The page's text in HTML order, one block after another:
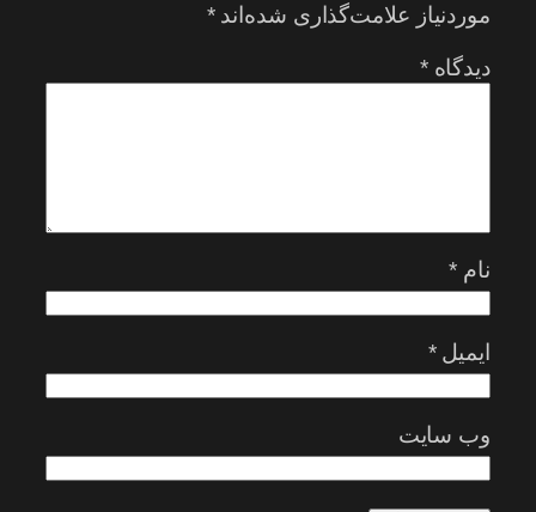
موردنیاز علامت‌گذاری شده‌اند*
دیدگاه*
نام *
ایمیل*
وب‌ سایت